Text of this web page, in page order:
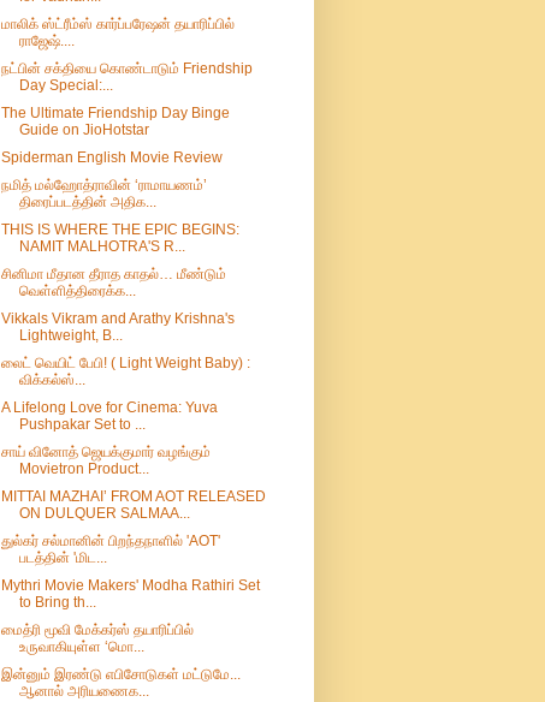
மாலிக் ஸ்ட்ரீம்ஸ் கார்ப்பரேஷன் தயாரிப்பில்
ராஜேஷ்....
நட்பின் சக்தியை கொண்டாடும் Friendship
Day Special:...
The Ultimate Friendship Day Binge
Guide on JioHotstar
Spiderman English Movie Review
நமித் மல்ஹோத்ராவின் ‘ராமாயணம்’
திரைப்படத்தின் அதிக...
THIS IS WHERE THE EPIC BEGINS:
NAMIT MALHOTRA'S R...
சினிமா மீதான தீராத காதல்… மீண்டும்
வெள்ளித்திரைக்க...
Vikkals Vikram and Arathy Krishna's
Lightweight, B...
லைட் வெயிட் பேபி! ( Light Weight Baby) :
விக்கல்ஸ்...
A Lifelong Love for Cinema: Yuva
Pushpakar Set to ...
சாய் வினோத் ஜெயக்குமார் வழங்கும்
Movietron Product...
MITTAI MAZHAI’ FROM AOT RELEASED
ON DULQUER SALMAA...
துல்கர் சல்மானின் பிறந்தநாளில் 'AOT'
படத்தின் 'மிட...
Mythri Movie Makers' Modha Rathiri Set
to Bring th...
மைத்ரி மூவி மேக்கர்ஸ் தயாரிப்பில்
உருவாகியுள்ள ‘மொ...
இன்னும் இரண்டு எபிசோடுகள் மட்டுமே...
ஆனால் அரியணைக...